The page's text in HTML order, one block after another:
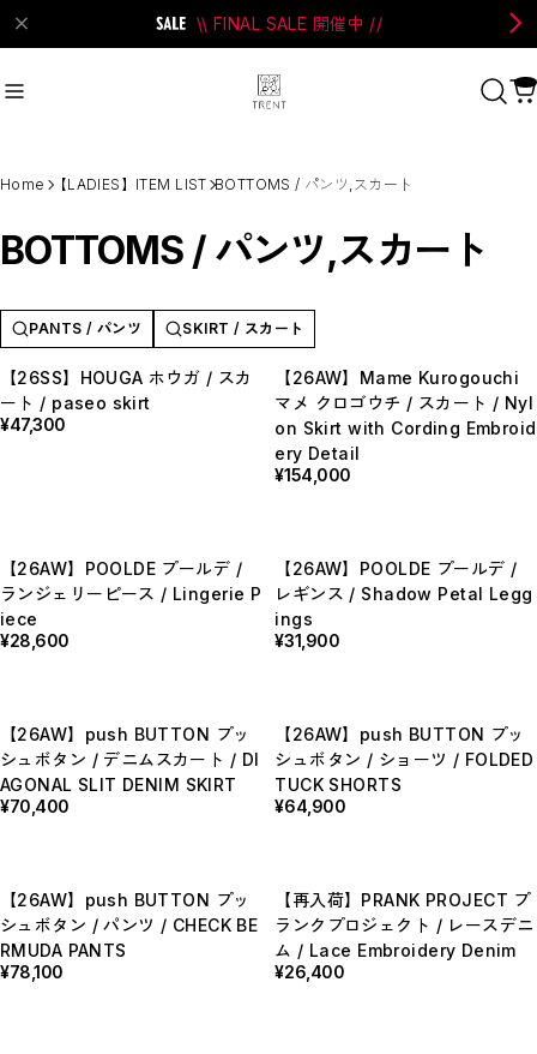
\\ FINAL SALE 開催中 //
おすすめキーワード
#Andersson Bell
#Perks And Mini
#PRANK PROJECT
Category商品カテゴリ
A
B
E
J
K
L
M
N
T
U
W
Y
【MEN'S】BRAND LIST
Home 【LADIES】ITEM LIST BOTTOMS / パンツ,スカート
BOTTOMS / パンツ,スカート
PANTS / パンツ SKIRT / スカート
【26SS】HOUGA ホウガ / スカ
ート / paseo skirt
¥47,300
【26AW】Mame Kurogouchi
マメ クロゴウチ / スカート / Nyl
on Skirt with Cording Embroid
ery Detail
¥154,000
【26AW】POOLDE プールデ /
ランジェリーピース / Lingerie P
iece
¥28,600
【26AW】POOLDE プールデ /
レギンス / Shadow Petal Legg
ings
¥31,900
【26AW】push BUTTON プッ
シュボタン / デニムスカート / DI
AGONAL SLIT DENIM SKIRT
¥70,400
【26AW】push BUTTON プッ
シュボタン / ショーツ / FOLDED
TUCK SHORTS
¥64,900
【26AW】push BUTTON プッ
シュボタン / パンツ / CHECK BE
RMUDA PANTS
¥78,100
【再入荷】PRANK PROJECT プ
ランクプロジェクト / レースデニ
ム / Lace Embroidery Denim
¥26,400